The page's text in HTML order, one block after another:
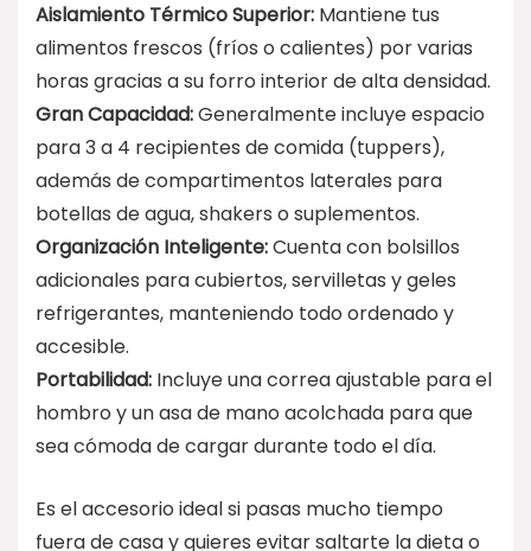
Aislamiento Térmico Superior: Mantiene tus
alimentos frescos (fríos o calientes) por varias
horas gracias a su forro interior de alta densidad.
Gran Capacidad:Generalmente incluye espacio
para 3 a 4 recipientes de comida (tuppers),
además de compartimentos laterales para
botellas de agua, shakers o suplementos.
Organización Inteligente:Cuenta con bolsillos
adicionales para cubiertos, servilletas y geles
refrigerantes, manteniendo todo ordenado y
accesible.
Portabilidad: Incluye una correa ajustable para el
hombro y un asa de mano acolchada para que
sea cómoda de cargar durante todo el día.
Es el accesorio ideal si pasas mucho tiempo
fuera de casa y quieres evitar saltarte la dieta o